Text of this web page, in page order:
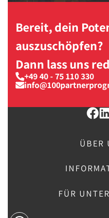
Bereit, dein
auszuschöpfen?
Dann lass uns
+49 40 - 75 110 330
ÜBER
FÜR